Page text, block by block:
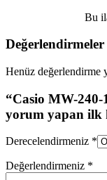
Bu
Değerlendirmeler
Henüz değerlendirme
“Casio MW-
yorum yapan ilk
Derecelendirmeniz *
Değerlendirmeniz *